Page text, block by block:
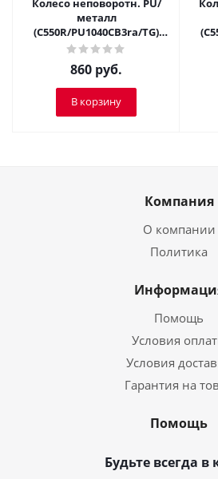
Колесо неповоротн. PU/
металл
(C550R/PU1040CB3ra/TG)
100мм
860 руб.
В корзину
Компания
О компании
Политика
Помощь
Условия
Условия
Гарантия на
Помощь
Будьте всегда в